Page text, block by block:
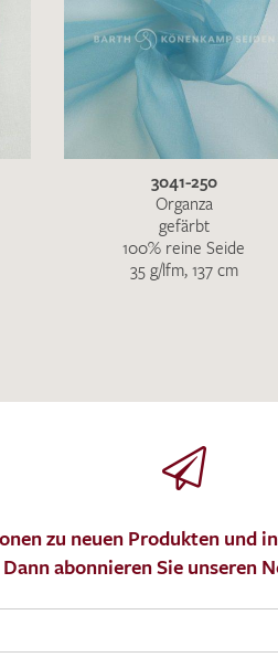
3041-250
Organza
gefärbt
100% reine Seide
35 g/lfm, 137 cm
zu neuen Produkten und
Dann abonnieren Sie unseren